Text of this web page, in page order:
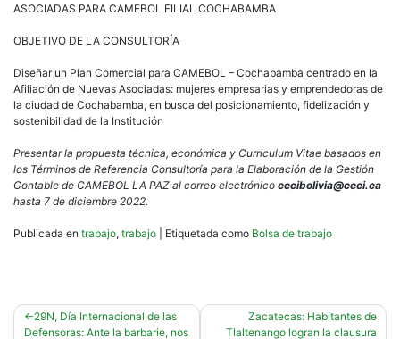
ASOCIADAS PARA CAMEBOL FILIAL COCHABAMBA
OBJETIVO DE LA CONSULTORÍA
Diseñar un Plan Comercial para CAMEBOL – Cochabamba centrado en la
Afiliación de Nuevas Asociadas: mujeres empresarias y emprendedoras de
la ciudad de Cochabamba, en busca del posicionamiento, fidelización y
sostenibilidad de la Institución
Presentar la propuesta técnica, económica y Curriculum Vitae basados en
los Términos de Referencia Consultoría para la Elaboración de la Gestión
Contable de CAMEBOL LA PAZ al correo electrónico cecibolivia@ceci.ca
hasta 7 de diciembre 2022.
Publicada en trabajo, trabajo Etiquetada como Bolsa de trabajo
Navegación
29N, Día Internacional de las
Defensoras: Ante la barbarie, nos
Zacatecas: Habitantes de
Tlaltenango logran la clausura